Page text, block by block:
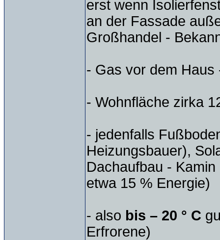
erst wenn
an der Fassade
Großhandel -
- Gas vor dem
- Wohnfläche zirka
- jedenfalls
Heizungsbauer),
Dachaufbau -
etwa 15 % Energie)
- also bis – 20 ° C
Erfrorene)